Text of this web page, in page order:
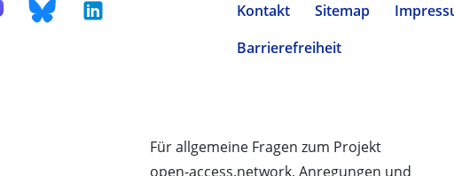
Kontakt Sitemap
Barrierefreiheit
Für allgemeine Fragen zum Projekt
open-access.network, Anregungen und